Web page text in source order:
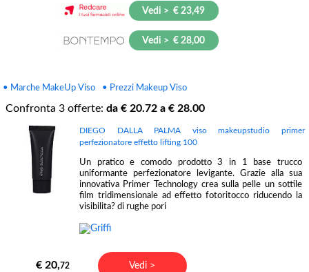
Vedi > € 23,49
Vedi > € 28,00
• Marche MakeUp Viso • Prezzi Makeup Viso
Confronta 3 offerte: da € 20.72 a € 28.00
DIEGO DALLA PALMA viso makeupstudio primer
perfezionatore effetto lifting 100
Un pratico e comodo prodotto 3 in 1 base trucco
uniformante perfezionatore levigante. Grazie alla sua
innovativa Primer Technology crea sulla pelle un sottile
film tridimensionale ad effetto fotoritocco riducendo la
visibilita? di rughe pori
€ 20,72 Vedi >